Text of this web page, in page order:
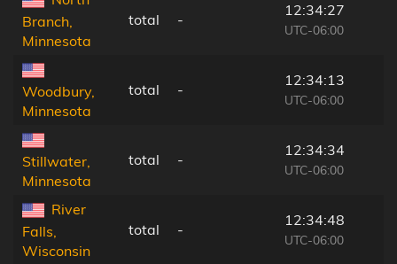
Branch,
Minnesota
total -
12:34:27
UTC-06:00
Woodbury,
Minnesota
total -
12:34:13
UTC-06:00
Stillwater,
Minnesota
total -
12:34:34
UTC-06:00
River
Falls,
Wisconsin
total -
12:34:48
UTC-06:00